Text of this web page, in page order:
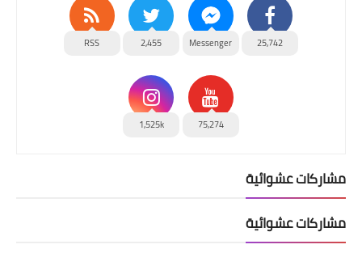
25,742
Messenger
2,455
RSS
75,274
1,525k
مشاركات عشوائية
مشاركات عشوائية